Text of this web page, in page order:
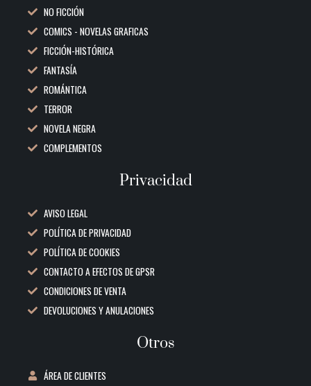
NO FICCIÓN
COMICS - NOVELAS GRAFICAS
FICCIÓN-HISTÓRICA
FANTASÍA
ROMÁNTICA
TERROR
NOVELA NEGRA
COMPLEMENTOS
Privacidad
AVISO LEGAL
POLÍTICA DE PRIVACIDAD
POLÍTICA DE COOKIES
CONTACTO A EFECTOS DE GPSR
CONDICIONES DE VENTA
DEVOLUCIONES Y ANULACIONES
Otros
ÁREA DE CLIENTES